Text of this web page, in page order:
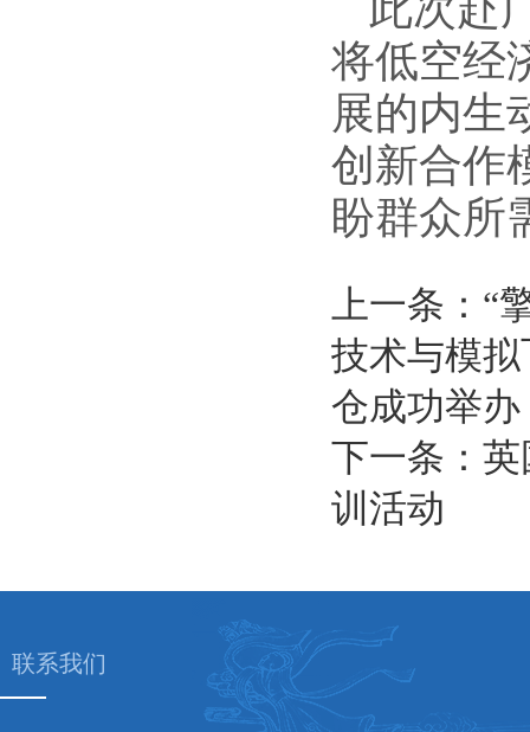
将低空经
展的内生
创新合作
盼群众所
上一条：
技术与模
仓成功举办
下一条：
训活动
联系我们